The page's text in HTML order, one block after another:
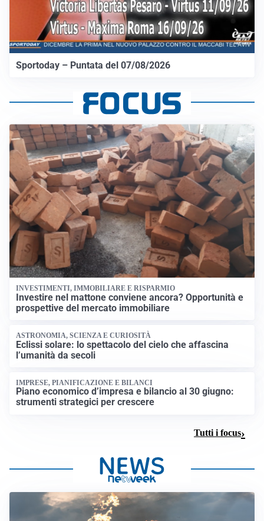
Sportoday – Puntata del 07/08/2026
INVESTIMENTI, IMMOBILIARE E RISPARMIO
Investire nel mattone conviene ancora? Opportunità e
prospettive del mercato immobiliare
ASTRONOMIA, SCIENZA E CURIOSITÀ
Eclissi solare: lo spettacolo del cielo che affascina
l’umanità da secoli
IMPRESE, PIANIFICAZIONE E BILANCI
Piano economico d’impresa e bilancio al 30 giugno:
strumenti strategici per crescere
Tutti i focus